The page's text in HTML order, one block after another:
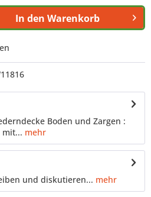
In den Warenkorb
Boden und Zargen :
mit... mehr
und diskutieren... mehr